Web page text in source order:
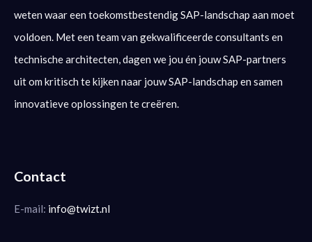
weten waar een toekomstbestendig SAP-landschap aan moet
voldoen. Met een team van gekwalificeerde consultants en
technische architecten, dagen we jou én jouw SAP-partners
uit om kritisch te kijken naar jouw SAP-landschap en samen
innovatieve oplossingen te creëren.
Contact
E-mail: info@twizt.nl